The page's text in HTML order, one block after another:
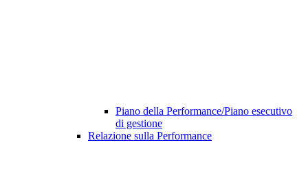
Piano della Performance/Piano esecutivo
di gestione
Relazione sulla Performance